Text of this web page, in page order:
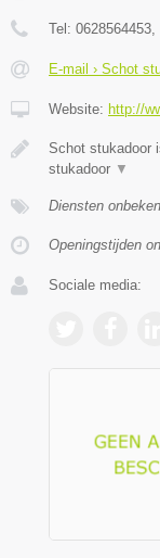
Tel: 0628564453,
E-mail › Schot
Website: http://
Schot stukadoor
stukadoor ▼
Diensten
Openingstijden
Sociale media: